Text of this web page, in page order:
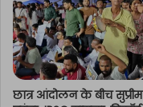
छात्र आंदोलन के बीच सुप्रीम